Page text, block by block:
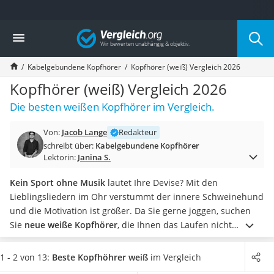
Die beliebtesten Vergleiche nach Kategorie
Elektronik
Powerstation
Monitor 32 Zoll 4K
Fernseher
Drucker
Desktop-PC
Diascanner
Laser-Multifunktionsdrucker
Powerstation mit Solarpanel
Gaming-PC
Soundbar
17-Zoll-Laptop
Satellitenschüssel
Gaming-Headset
Vergleich
Kabelgebundene Kopfhörer Kopfhörer (weiß) Vergleich 2026
Kopfhörer (weiß) Vergleich 2026
Die besten weißen Kopfhörer im Vergleich.
Von: Jacob Lange
Redakteur
schreibt über: Kabelgebundene Kopfhörer
Lektorin: Janina S.
Kein Sport ohne Musik lautet Ihre Devise? Mit den
Lieblingsliedern im Ohr verstummt der innere Schweinehund
und die Motivation ist größer. Da Sie gerne joggen, suchen
Sie neue weiße Kopfhörer, die Ihnen das Laufen nicht
erschweren. Wählen Sie jetzt einbesonders leichtes Modell
aus der Vergleichstabelle. Viele Internet-Tests zeigen, dass
1 - 2 von 13: Beste Kopfhöhrer weiß im Vergleich